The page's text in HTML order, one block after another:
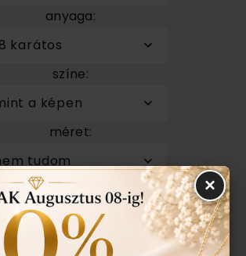
anyaga:
karátos
színe:
a képen
méret:
tudom
×